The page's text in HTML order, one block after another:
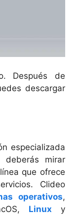
Después de
descargar
especializada
mirar
que ofrece
Clideo
operativos,
Linux y